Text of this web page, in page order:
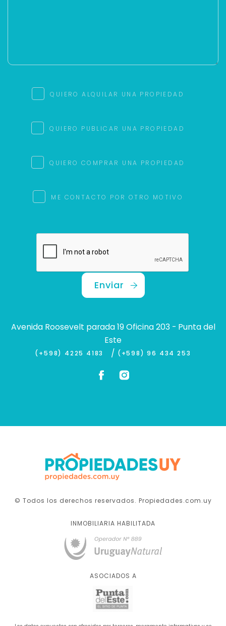
QUIERO ALQUILAR UNA PROPIEDAD
QUIERO PUBLICAR UNA PROPIEDAD
QUIERO COMPRAR UNA PROPIEDAD
ME CONTACTO POR OTRO MOTIVO
Enviar
Avenida Roosevelt parada 19 Oficina 203 - Punta del
Este
(+598) 4225 4183 / (+598) 96 434 253
© Todos los derechos reservados. Propiedades.com.uy
INMOBILIARIA HABILITADA
ASOCIADOS A